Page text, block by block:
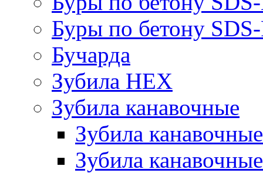
Буры по бетону
Бучарда
Зубила HEX
Зубила канавочные
Зубила
Зубила